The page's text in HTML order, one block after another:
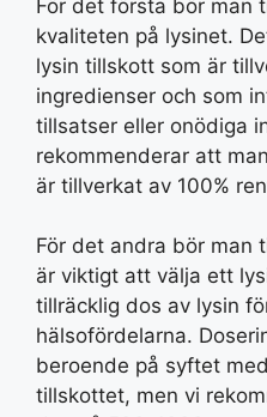
För det första bör man
kvaliteten på lysinet.
lysin tillskott som är
ingredienser och som
tillsatser eller onödiga
rekommenderar att
är tillverkat av 100%
För det andra bör man
är viktigt att välja ett
tillräcklig dos av lysin
hälsofördelarna.
beroende på syftet
tillskottet, men vi